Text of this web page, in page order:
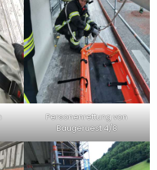
Personenrettung von
Baugeruest 4/8